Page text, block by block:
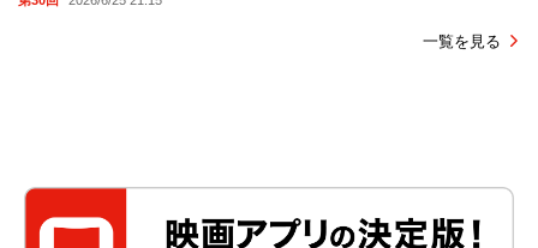
一覧を見る